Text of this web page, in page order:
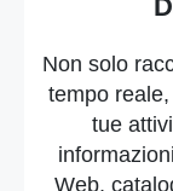
Non solo
tempo
tue
Web,